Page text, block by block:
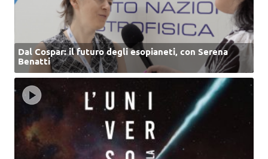
Dal Cospar: il futuro degli esopianeti, con Serena
Benatti